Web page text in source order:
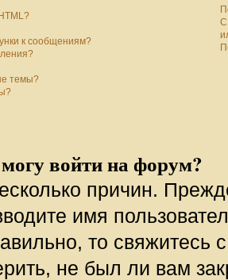
к сообщениям?
темы?
С
войти на форум?
причин.
имя
то
не был ли вам